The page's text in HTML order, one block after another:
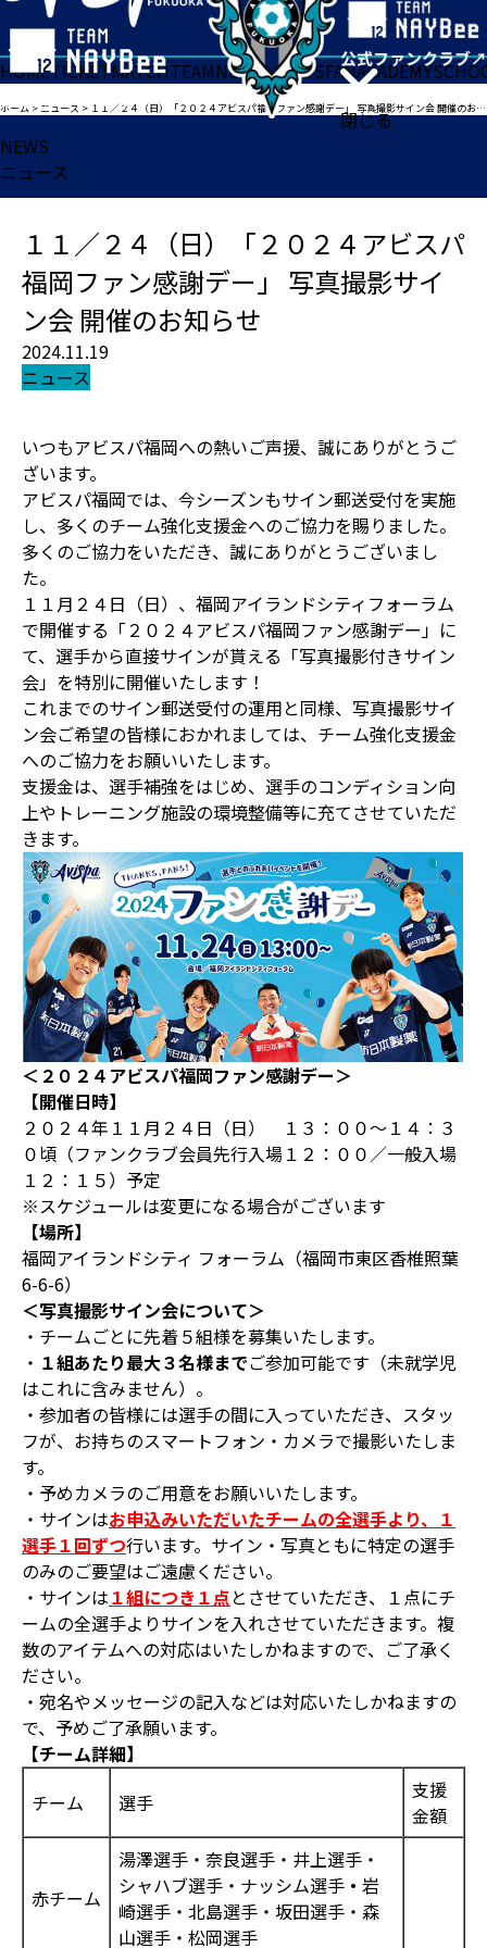
閉じる
HOMETICKETMATCHTEAMNEWSGOODSFANACADEMY
ホーム >ニュース > １１／２４（日）「２０２４アビスパ福岡ファン感謝デー」 写真撮影サイン会 開催のお知らせ
NEWS
ニュース
１１／２４（日）「２０２４アビスパ
福岡ファン感謝デー」 写真撮影サイ
ン会 開催のお知らせ
2024.11.19
ニュース
いつもアビスパ福岡への熱いご声援、誠にありがとうご
ざいます。
アビスパ福岡では、今シーズンもサイン郵送受付を実施
し、多くのチーム強化支援金へのご協力を賜りました。
多くのご協力をいただき、誠にありがとうございまし
た。
１１月２４日（日）、福岡アイランドシティフォーラム
で開催する「２０２４アビスパ福岡ファン感謝デー」に
て、選手から直接サインが貰える「写真撮影付きサイン
会」を特別に開催いたします！
これまでのサイン郵送受付の運用と同様、写真撮影サイ
ン会ご希望の皆様におかれましては、チーム強化支援金
へのご協力をお願いいたします。
支援金は、選手補強をはじめ、選手のコンディション向
上やトレーニング施設の環境整備等に充てさせていただ
きます。
＜２０２４アビスパ福岡ファン感謝デー＞
【開催日時】
２０２４年１１月２４日（日） １３：００～１４：３
０頃（ファンクラブ会員先行入場１２：００／一般入場
１２：１５）予定
※スケジュールは変更になる場合がございます
【場所】
福岡アイランドシティ フォーラム（福岡市東区香椎照葉
6-6-6）
＜写真撮影サイン会について＞
・チームごとに先着５組様を募集いたします。
・ １組あたり最大３名様までご参加可能です（未就学児
はこれに含みません）。
・参加者の皆様には選手の間に入っていただき、スタッ
フが、お持ちのスマートフォン・カメラで撮影いたしま
す。
・予めカメラのご用意をお願いいたします。
・サインはお申込みいただいたチームの全選手より、１
選手１回ずつ行います。サイン・写真ともに特定の選手
のみのご要望はご遠慮ください。
・サインは１組につき１点とさせていただき、１点にチ
ームの全選手よりサインを入れさせていただきます。複
数のアイテムへの対応はいたしかねますので、ご了承く
ださい。
・宛名やメッセージの記入などは対応いたしかねますの
で、予めご了承願います。
【チーム詳細】
チーム
選手
支援
金額
赤チーム
湯澤選手・奈良選手・井上選手・
シャハブ選手・ナッシム選手 ・ 岩
崎選手・北島選手・坂田選手・森
山選手・松岡選手